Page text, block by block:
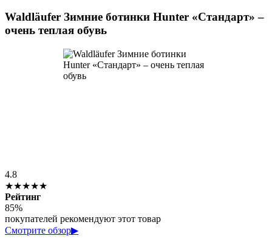
Waldläufer Зимние ботинки Hunter «Стандарт» –
очень теплая обувь
4.8
★★★★★
Рейтинг
85%
покупателей рекомендуют этот товар
Смотрите обзор▶